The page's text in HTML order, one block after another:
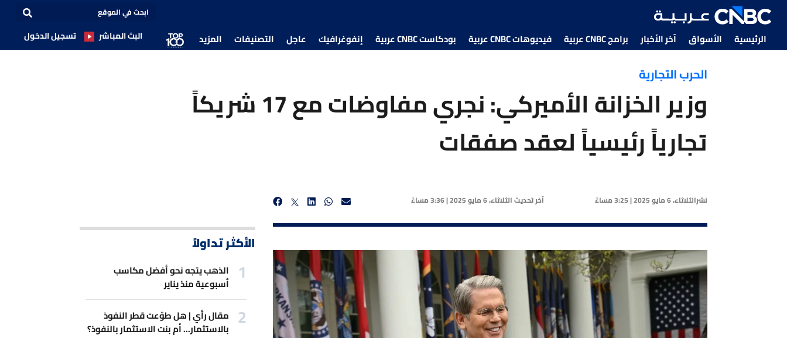
الرئيسية الأسواق آخر الأخبار برامج CNBC عربية فيديوهات CNBC عربية بودكاست CNBC عربية إنفوغرافيك عاجل التصنيفات المزيد البث المباشر تسجيل الدخول
الحرب التجارية
وزير الخزانة الأميركي: نجري مفاوضات مع 17 شريكاً
تجارياً رئيسياً لعقد صفقات
نشرالثلاثاء، 6 مايو 2025 | 3:25 مساءً آخر تحديثالثلاثاء، 6 مايو 2025 | 3:36 مساءً
الأكثر تداولاً
الذهب يتجه نحو أفضل مكاسب
أسبوعية منذ يناير
مقال رأي | هل طوّعت قطر النفوذ
بالاستثمار... أم بنت الاستثمار بالنفوذ؟